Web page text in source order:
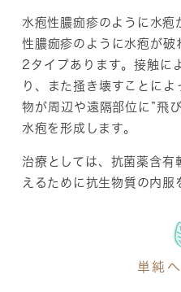
水疱性膿痂疹のように水疱
性膿痂疹のように水疱が破
2タイプあります。接触に
り、また掻き壊すことに
物が周辺や遠隔部位に”飛
水疱を形成します。
治療としては、抗菌薬含有
えるために抗生物質の内服
単純